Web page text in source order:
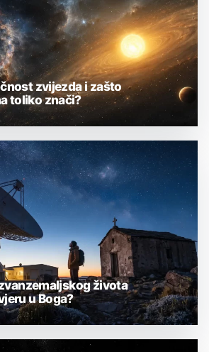
zvijezda i zašto
toliko znači?
života
u Boga?